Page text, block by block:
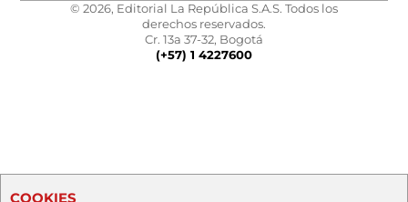
© 2026, Editorial La República S.A.S. Todos los
derechos reservados.
Cr. 13a 37-32, Bogotá
(+57) 1 4227600
COOKIES